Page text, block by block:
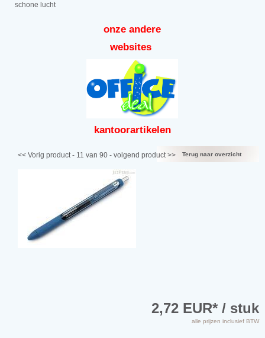
schone lucht
onze andere
websites
kantoorartikelen
<< Vorig product- 11 van 90 - volgend product >> Terug naar overzicht
2,72 EUR* / stuk
alle prijzen inclusief BTW